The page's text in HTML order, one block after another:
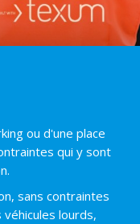
ou d'une place
qui y sont
sans contraintes
lourds,